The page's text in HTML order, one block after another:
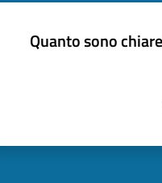
Quanto sono